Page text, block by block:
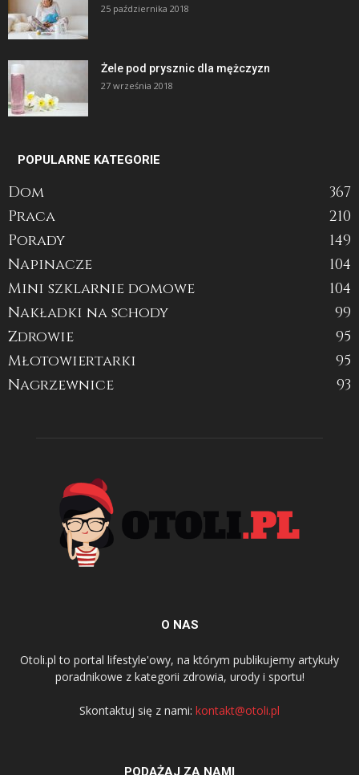
25 października 2018
Żele pod prysznic dla mężczyzn
27 września 2018
POPULARNE KATEGORIE
Dom
367
Praca
210
Porady
149
Napinacze
104
Mini szklarnie domowe
104
Nakładki na schody
99
Zdrowie
95
Młotowiertarki
95
Nagrzewnice
93
O NAS
Otoli.pl to portal lifestyle'owy, na którym publikujemy artykuły
poradnikowe z kategorii zdrowia, urody i sportu!
Skontaktuj się z nami: kontakt@otoli.pl
PODĄŻAJ ZA NAMI